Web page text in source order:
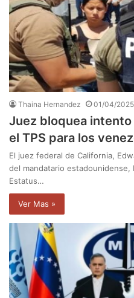
Thaina Hernandez 01/04/2025
Juez bloquea
el TPS para los
El juez federal de California,
del mandatario estadounidense,
Estatus…
Ver Mas »